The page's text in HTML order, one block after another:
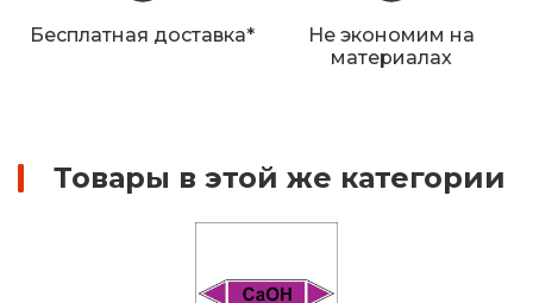
Бесплатная доставка*
Не экономим на
материалах
Товары в этой же категории